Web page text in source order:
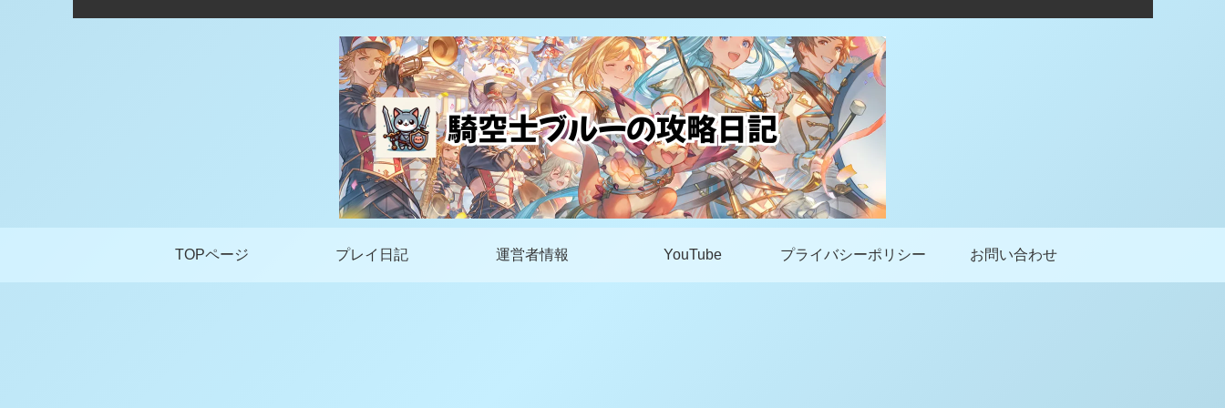
TOPページ プレイ日記 運営者情報 YouTube プライバシーポリシー お問い合わせ